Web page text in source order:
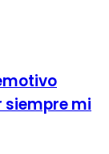
siempre mi